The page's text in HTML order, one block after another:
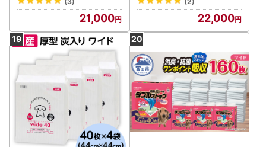
菌 厚型 ふんわり ペットシ
ート トイレシーツ 犬 ペッ
ト用品 日用品 消耗品 クリ
ーンワン 富士市 [sf002-0
21,000
シート
22,000